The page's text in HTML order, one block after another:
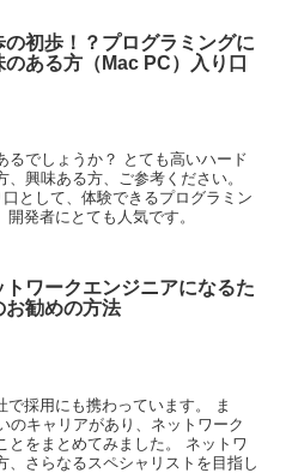
の初歩！？プログラミングに
のある方（Mac PC）入り口
るでしょうか？ とても高いハード
興味ある方、ご参考ください。
として、体験できるプログラミン
発者にとても人気です。
トワークエンジニアになるた
お勧めの方法
採用にも携わっています。 ま
のキャリアがあり、ネットワーク
とをまとめてみました。 ネットワ
、さらなるスペシャリストを目指し